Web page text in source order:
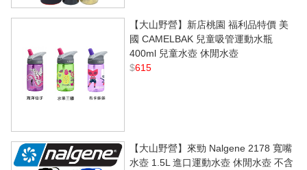
【大山野營】新店桃園 福利品特價 美
國 CAMELBAK 兒童吸管運動水瓶
400ml 兒童水壺 休閒水壺
$615
【大山野營】來勁 Nalgene 2178 寬嘴
水壺 1.5L 進口運動水壺 休閒水壺 不含